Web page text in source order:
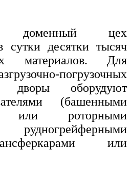
доменный цех
сутки десятки тысяч
материалов. Для
погрузочных
дворы оборудуют
(башенными
или роторными
рудногрейферными
или